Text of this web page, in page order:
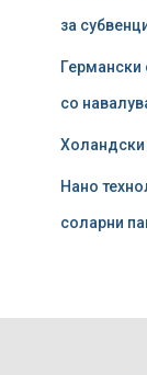
за
со
Холандски
Нано
соларни